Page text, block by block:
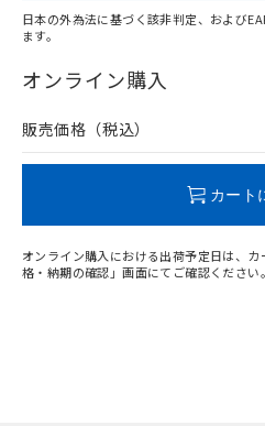
在庫等で未対応品が混在する可
問い合わせください。
日本の外為法に基づく該非判定、および
ます。
オンライン購入
販売価格（税込）
カート
オンライン購入における出荷予定日は、
格・納期の確認」画面にてご確認ください。